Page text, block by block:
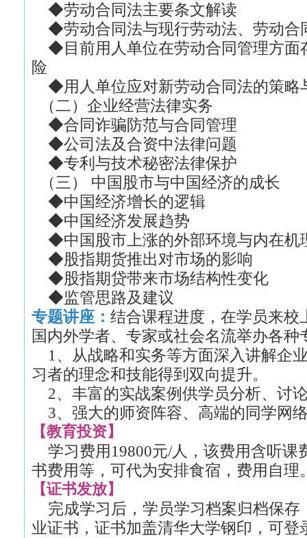
◆劳动合同法主要条文解读
◆劳动合同法与现行劳动法、劳动合
◆目前用人单位在劳动合同管理方面
险
◆用人单位应对新劳动合同法的策略
（二）企业经营法律实务
◆合同诈骗防范与合同管理
◆公司法及合资中法律问题
◆专利与技术秘密法律保护
（三） 中国股市与中国经济的成长
◆中国经济增长的逻辑
◆中国经济发展趋势
◆中国股市上涨的外部环境与内在机
◆股指期货推出对市场的影响
◆股指期贷带来市场结构性变化
◆监管思路及建议
专题讲座： 结合课程进度，在学员来校
国内外学者、专家或社会名流举办各种
1、从战略和实务等方面深入讲解企
习者的理念和技能得到双向提升。
2、丰富的实战案例供学员分析、讨
3、强大的师资阵容、高端的同学网
【教育投资】
学习费用19800元/人，该费用含听课
书费用等，可代为安排食宿，费用自理
【证书发放】
完成学习后，学员学习档案归档保
业证书，证书加盖清华大学钢印，可登